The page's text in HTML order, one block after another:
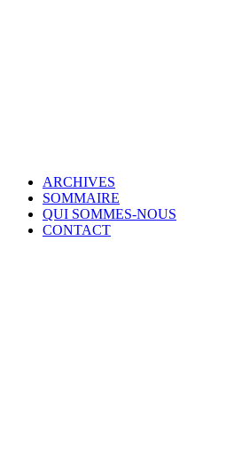
ARCHIVES
SOMMAIRE
QUI SOMMES-NOUS
CONTACT